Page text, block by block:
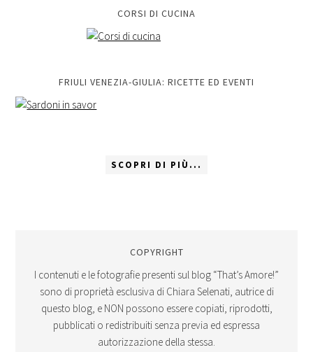
CORSI DI CUCINA
FRIULI VENEZIA-GIULIA: RICETTE ED EVENTI
SCOPRI DI PIÙ...
COPYRIGHT
I contenuti e le fotografie presenti sul blog “That’s Amore!”
sono di proprietà esclusiva di Chiara Selenati, autrice di
questo blog, e NON possono essere copiati, riprodotti,
pubblicati o redistribuiti senza previa ed espressa
autorizzazione della stessa.